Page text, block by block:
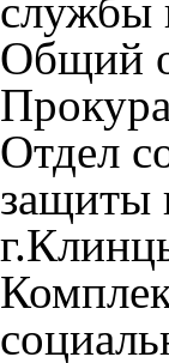
службы
Общий
Отдел
защиты